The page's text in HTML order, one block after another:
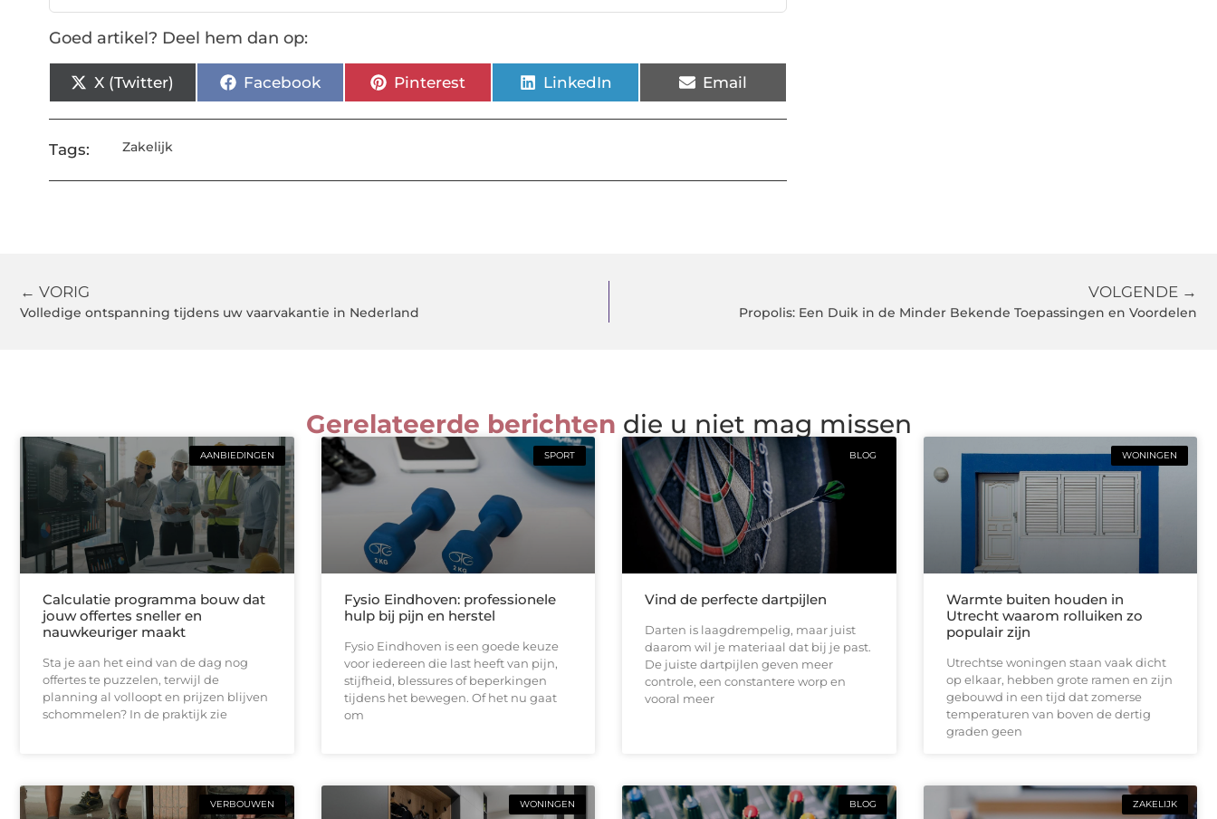
Goed artikel? Deel hem dan op:
X (Twitter) Facebook Pinterest LinkedIn Email
Tags: Zakelijk
← VORIG
Volledige ontspanning tijdens uw vaarvakantie in Nederland
VOLGENDE →
Propolis: Een Duik in de Minder Bekende Toepassingen en Voordelen
Gerelateerde berichten die u niet mag missen
AANBIEDINGEN
Calculatie programma bouw dat
jouw offertes sneller en
nauwkeuriger maakt
Sta je aan het eind van de dag nog
offertes te puzzelen, terwijl de
planning al volloopt en prijzen blijven
schommelen? In de praktijk zie
SPORT
Fysio Eindhoven: professionele
hulp bij pijn en herstel
Fysio Eindhoven is een goede keuze
voor iedereen die last heeft van pijn,
stijfheid, blessures of beperkingen
tijdens het bewegen. Of het nu gaat
om
BLOG
Vind de perfecte dartpijlen
Darten is laagdrempelig, maar juist
daarom wil je materiaal dat bij je past.
De juiste dartpijlen geven meer
controle, een constantere worp en
vooral meer
WONINGEN
Warmte buiten houden in
Utrecht waarom rolluiken zo
populair zijn
Utrechtse woningen staan vaak dicht
op elkaar, hebben grote ramen en zijn
gebouwd in een tijd dat zomerse
temperaturen van boven de dertig
graden geen
VERBOUWEN WONINGEN BLOG ZAKELIJK